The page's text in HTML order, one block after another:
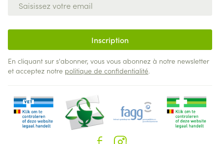
Inscription
En cliquant sur s'abonner, vous vous abonnez à notre newsletter
et acceptez notre politique de confidentialité.